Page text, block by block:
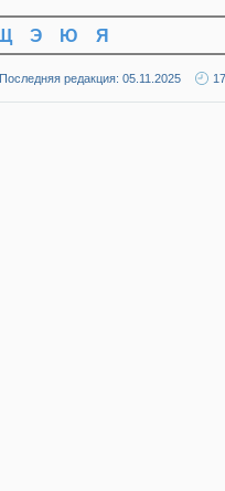
Э Ю Я
Последняя редакция: 05.11.2025